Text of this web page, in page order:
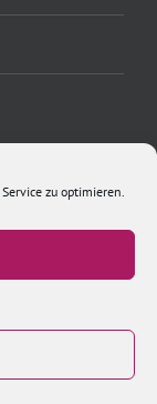
zu optimieren.